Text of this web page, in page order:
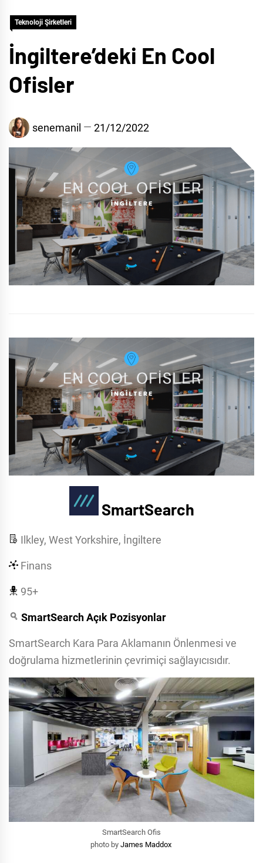
Teknoloji Şirketleri
İngiltere’deki En Cool
Ofisler
senemanil 21/12/2022
SmartSearch
Ilkley, West Yorkshire, İngiltere
Finans
95+
SmartSearch Açık Pozisyonlar
SmartSearch Kara Para Aklamanın Önlenmesi ve
doğrulama hizmetlerinin çevrimiçi sağlayıcısıdır.
SmartSearch Ofis
photo by James Maddox